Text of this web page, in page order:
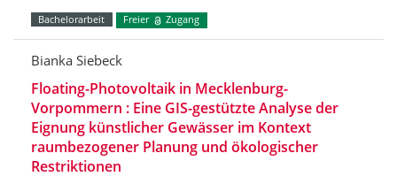
Bachelorarbeit Freier Zugang
Bianka Siebeck
Floating-Photovoltaik in Mecklenburg-
Vorpommern : Eine GIS-gestützte Analyse der
Eignung künstlicher Gewässer im Kontext
raumbezogener Planung und ökologischer
Restriktionen